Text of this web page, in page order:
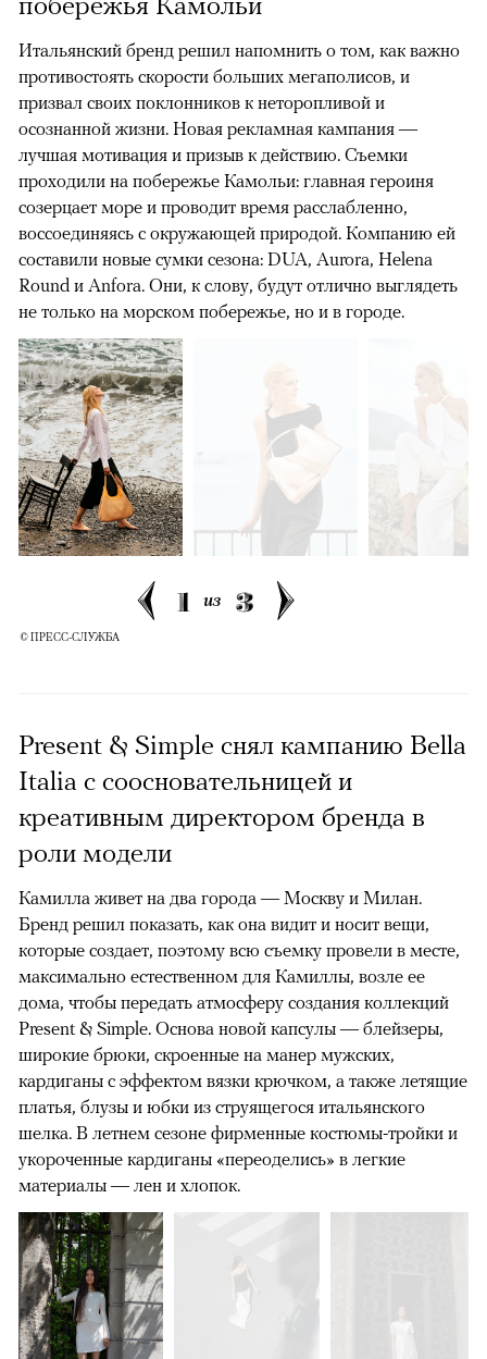
Итальянский бренд решил напомнить о том, как важно
противостоять скорости больших мегаполисов, и
призвал своих поклонников к неторопливой и
осознанной жизни. Новая рекламная кампания —
лучшая мотивация и призыв к действию. Съемки
проходили на побережье Камольи: главная героиня
созерцает море и проводит время расслабленно,
воссоединяясь с окружающей природой. Компанию ей
составили новые сумки сезона: DUA, Aurora, Helena
Round и Anfora. Они, к слову, будут отлично выглядеть
не только на морском побережье, но и в городе.
1 из 3
© ПРЕСС-СЛУЖБА
Present & Simple снял кампанию Bella
Italia с соосновательницей и
креативным директором бренда в
роли модели
Камилла живет на два города — Москву и Милан.
Бренд решил показать, как она видит и носит вещи,
которые создает, поэтому всю съемку провели в месте,
максимально естественном для Камиллы, возле ее
дома, чтобы передать атмосферу создания коллекций
Present & Simple. Основа новой капсулы — блейзеры,
широкие брюки, скроенные на манер мужских,
кардиганы с эффектом вязки крючком, а также летящие
платья, блузы и юбки из струящегося итальянского
шелка. В летнем сезоне фирменные костюмы-тройки и
укороченные кардиганы «переоделись» в легкие
материалы — лен и хлопок.